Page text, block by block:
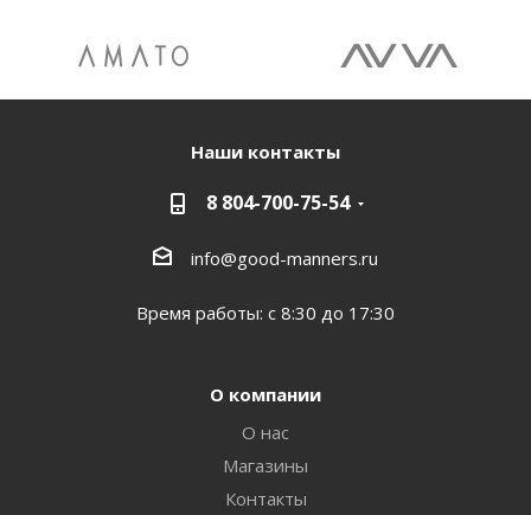
Наши контакты
8 804-700-75-54
info@good-manners.ru
Время работы: с 8:30 до 17:30
О компании
О нас
Магазины
Контакты